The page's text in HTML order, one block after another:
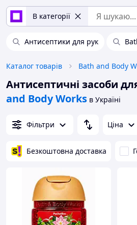
В категорії
Антисептики для рук
Каталог товарів Bath and Body
Антисептичні засоби
and Body Works в Україні
Фільтри Ціна
Безкоштовна доставка